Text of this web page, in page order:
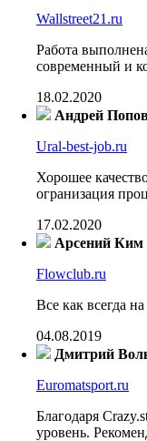
Wallstreet21.ru
Работа
современный и
18.02.2020
Андрей
Ural-best-job.ru
Хорошее
огранизация
17.02.2020
Арсений Ким
Flowclub.ru
Все как всегда
04.08.2019
Дмитрий
Euromatsport.ru
Благодаря
уровень.